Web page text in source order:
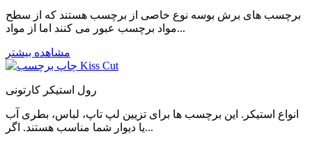
برچسب های برش بوسه نوع خاصی از برچسب هستند که از سطح
مواد برچسب عبور می کنند اما از مواد...
مشاهده بیشتر
رول استیکر کارتونی
انواع استیکر. این برچسب ها برای تزیین لپ تاپ، لباس، بطری آب
یا دیوار شما مناسب هستند. اگر...